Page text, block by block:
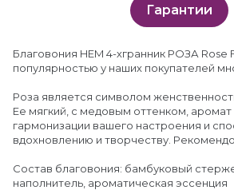
Гарантии
Благовония HEM 4-хгранник РОЗА Rose
популярностью у наших покупателей
Роза является символом
Ее мягкий, с медовым оттенком,
гармонизации вашего настроения и
вдохновлению и творчеству.
Состав благовония: бамбуковый
наполнитель, ароматическая эссенция